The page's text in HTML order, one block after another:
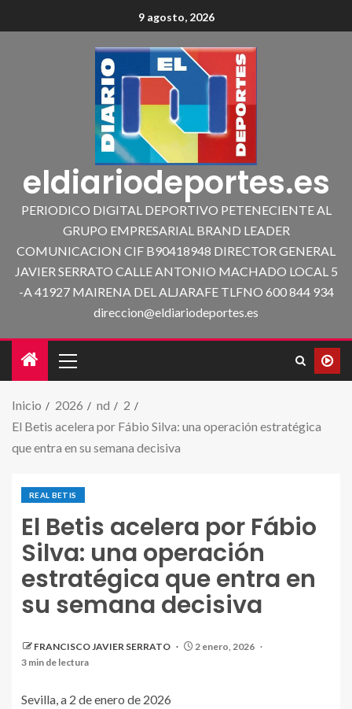
9 agosto, 2026
eldiariodeportes.es
PERIODICO DIGITAL DEPORTIVO PETENECIENTE AL
GRUPO EMPRESARIAL BRAND LEADER
COMUNICACION CIF B90418948 DIRECTOR GENERAL
JAVIER SERRATO CALLE ANTONIO MACHADO LOCAL 5
-A 41927 MAIRENA DEL ALJARAFE TLFNO 600 844 934
direccion@eldiariodeportes.es
Inicio 2026 nd
2
El Betis acelera por Fábio Silva: una operación estratégica
que entra en su semana decisiva
REAL BETIS
El Betis acelera por Fábio
Silva: una operación
estratégica que entra en
su semana decisiva
FRANCISCO JAVIER SERRATO
2 enero, 2026
3 min de lectura
Sevilla, a 2 de enero de 2026